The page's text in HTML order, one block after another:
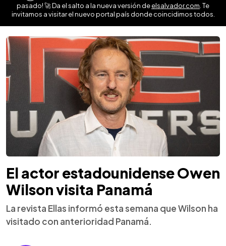
pasado! 🚀 Da el salto a la nueva versión deelsalvador.com . Te
invitamos a visitar el nuevo portal país donde coincidimos todos.
El actor estadounidense Owen
Wilson visita Panamá
La revista Ellas informó esta semana que Wilson ha
visitado con anterioridad Panamá.